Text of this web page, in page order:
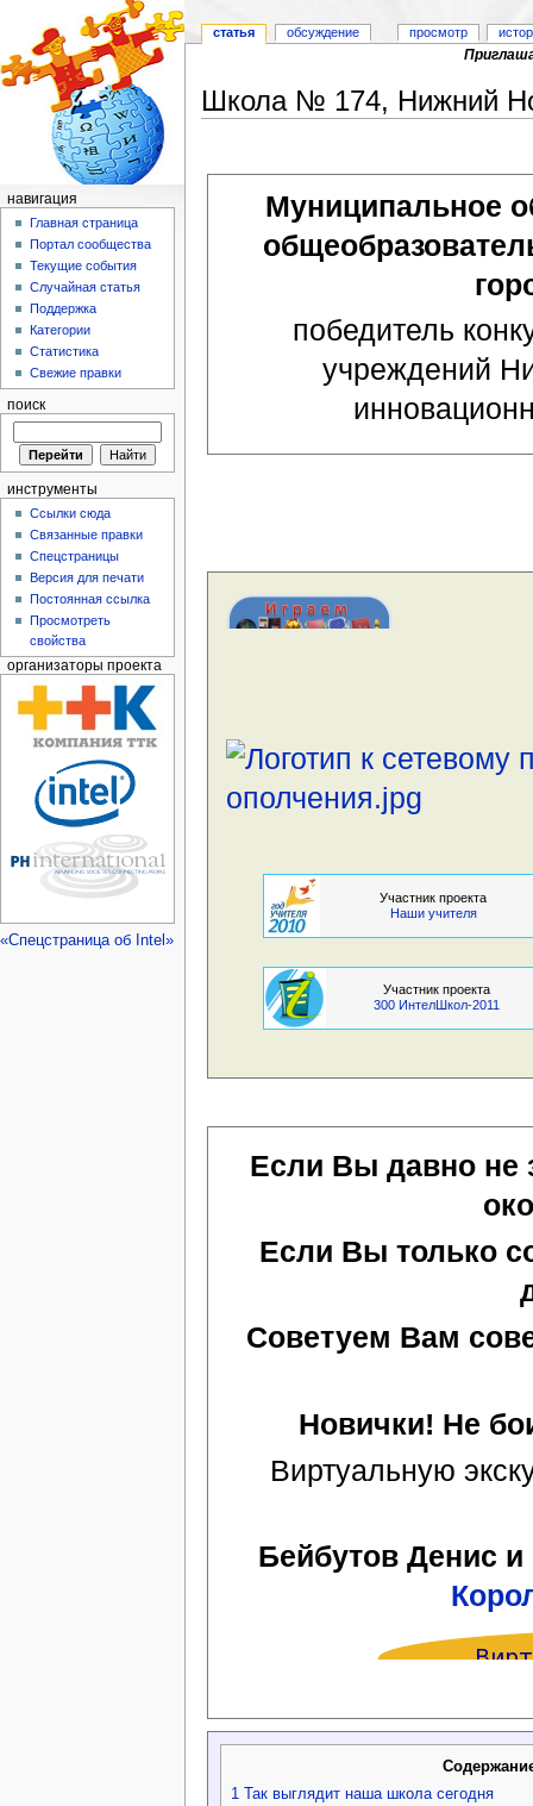
Школа № 174, Нижний
Муниципальное
победитель
учреждений
Участник проекта
Наши учителя
Участник проекта
300 ИнтелШкол-2011
Если Вы давно не
Если Вы только
Советуем Вам
Новички! Не
Виртуальную
Бейбутов Денис
1 Так выглядит наша школа сегодня
статья обсуждение просмотр
навигация
Главная страница
Портал сообщества
Текущие события
Случайная статья
Поддержка
Категории
Статистика
Свежие правки
поиск
инструменты
Ссылки сюда
Связанные правки
Спецстраницы
Версия для печати
Постоянная ссылка
Просмотреть
свойства
организаторы проекта
«Спецстраница об Intel»